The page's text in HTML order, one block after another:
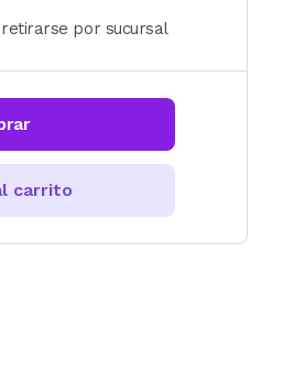
por sucursal
carrito